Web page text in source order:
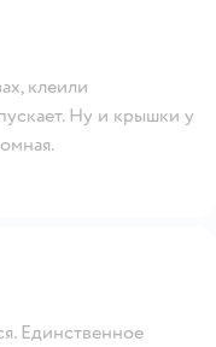
клеили
Ну и крышки у
Единственное